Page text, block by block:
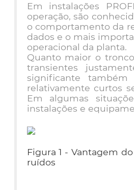
Em instalações
operação, são
o comportamento da
dados e o mais
operacional da planta.
Quanto maior o
transientes
significante
relativamente curtos
Em algumas
instalações e
Figura 1 - Vantagem
ruídos